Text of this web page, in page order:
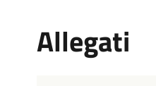
Allegati